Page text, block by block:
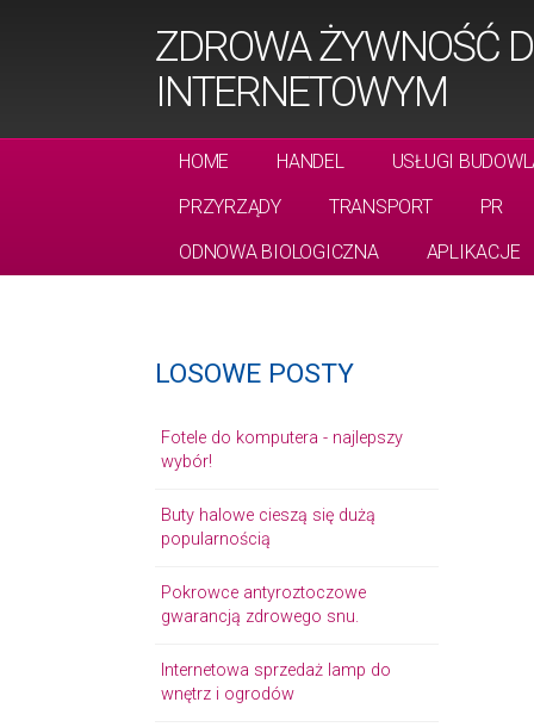
ZDROWA ŻYWNOŚĆ
INTERNETOWYM
HOME HANDEL
USŁUGI
PRZYRZĄDY
TRANSPORT
PR
ODNOWA BIOLOGICZNA
APLIKACJE
LOSOWE POSTY
Fotele do komputera - najlepszy
wybór!
Buty halowe cieszą się dużą
popularnością
Pokrowce antyroztoczowe
gwarancją zdrowego snu.
Internetowa sprzedaż lamp do
wnętrz i ogrodów